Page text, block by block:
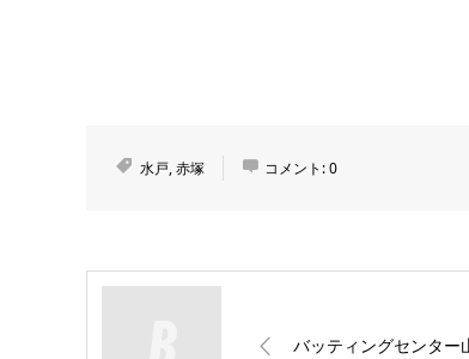
水戸,赤塚 コメント:0
バッティングセンター